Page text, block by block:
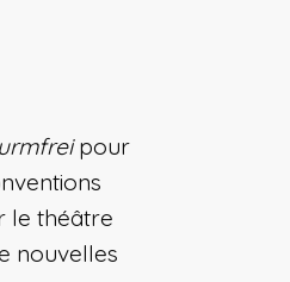
pour
le théâtre
nouvelles